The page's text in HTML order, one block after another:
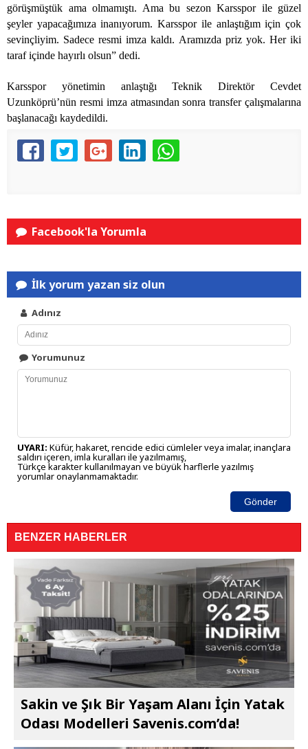
görüşmüştük ama olmamıştı. Ama bu sezon Karsspor ile güzel
şeyler yapacağımıza inanıyorum. Karsspor ile anlaştığım için çok
sevinçliyim. Sadece resmi imza kaldı. Aramızda priz yok. Her iki
taraf içinde hayırlı olsun” dedi.
Karsspor yönetimin anlaştığı Teknik Direktör Cevdet
Uzunköprü’nün resmi imza atmasından sonra transfer çalışmalarına
başlanacağı kaydedildi.
Facebook'la Yorumla
İlk yorum yazan siz olun
Adınız
Yorumunuz
UYARI: Küfür, hakaret, rencide edici cümleler veya imalar, inançlara
saldırı içeren, imla kuralları ile yazılmamış,
Türkçe karakter kullanılmayan ve büyük harflerle yazılmış
yorumlar onaylanmamaktadır.
Gönder
BENZER HABERLER
Sakin ve Şık Bir Yaşam Alanı İçin Yatak
Odası Modelleri Savenis.com’da!